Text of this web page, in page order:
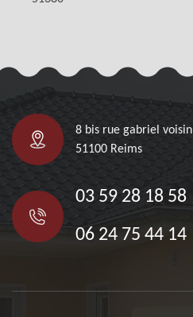
8 bis rue gabriel voisin
51100 Reims
03 59 28 18 58
06 24 75 44 14